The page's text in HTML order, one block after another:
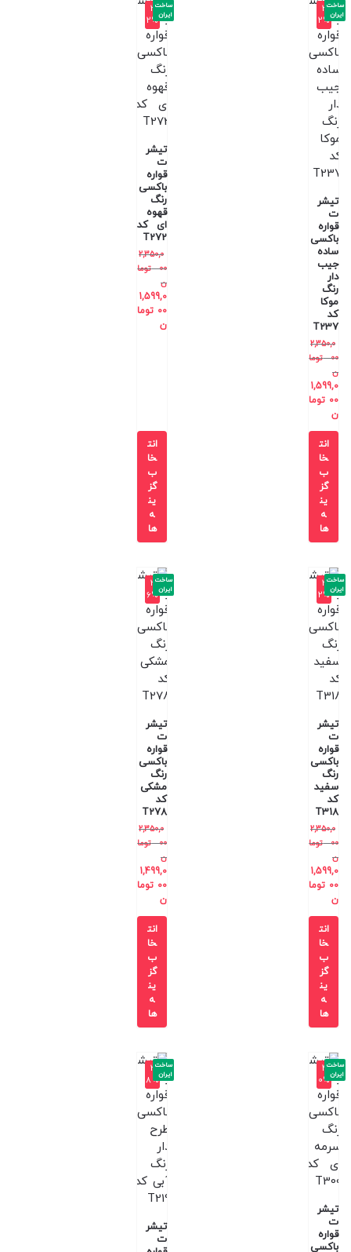
-3
2%
تیشر
ت
قواره
باکسی
ساده
جیب
دار
رنگ
موکا
کد
T237
2,350,0
00
توما
ن
1,599,0
00 توما
ن
ساخت
ایران
انت
خا
ب
گز
ین
ه
ها
-3
2%
تیشر
ت
قواره
باکسی
رنگ
قهوه
ای کد
T272
2,350,0
00
توما
ن
1,599,0
00 توما
ن
ساخت
ایران
انت
خا
ب
گز
ین
ه
ها
-3
2%
تیشر
ت
قواره
باکسی
رنگ
سفید
کد
T318
2,350,0
00
توما
ن
1,599,0
00 توما
ن
ساخت
ایران
انت
خا
ب
گز
ین
ه
ها
-3
6%
تیشر
ت
قواره
باکسی
رنگ
مشکی
کد
T278
2,350,0
00
توما
ن
1,499,0
00 توما
ن
ساخت
ایران
انت
خا
ب
گز
ین
ه
ها
-4
0%
تیشر
ت
قواره
باکسی
ساخت
ایران
-3
8%
تیشر
ت
ساخت
ایران